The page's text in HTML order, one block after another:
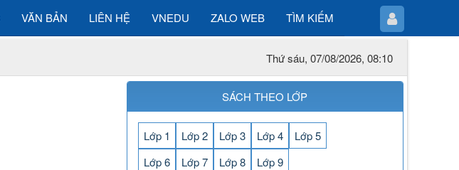
VĂN BẢN LIÊN HỆ VNEDU ZALO WEB TÌM KIẾM
Thứ sáu, 07/08/2026, 08:10
SÁCH THEO LỚP
Lớp 1 Lớp 2 Lớp 3 Lớp 4
Lớp 5
Lớp 6
Lớp 7 Lớp 8
Lớp 9